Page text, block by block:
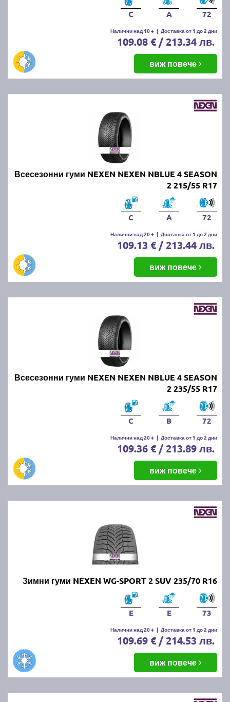
C A 72
Налични над 10 + | Доставка от 1 до 2 дни
109.08 € / 213.34 лв.
виж повече
Всесезонни гуми NEXEN NEXEN NBLUE 4 SEASON
2 215/55 R17
C A 72
Налични над 20 + | Доставка от 1 до 2 дни
109.13 € / 213.44 лв.
виж повече
Всесезонни гуми NEXEN NEXEN NBLUE 4 SEASON
2 235/55 R17
C B 72
Налични над 20 + | Доставка от 1 до 2 дни
109.36 € / 213.89 лв.
виж повече
Зимни гуми NEXEN WG-SPORT 2 SUV 235/70 R16
E E 73
Налични над 20 + | Доставка от 1 до 2 дни
109.69 € / 214.53 лв.
виж повече